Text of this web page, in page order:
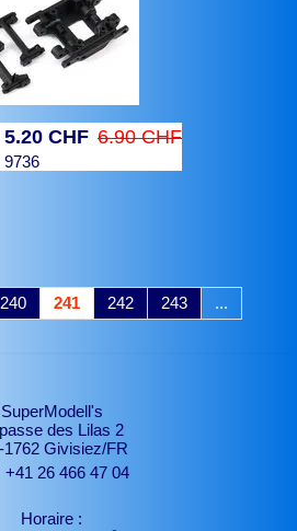
5.20 CHF 6.90 CHF
9736
240 241 242 243
...
SuperModell's
des Lilas 2
1762 Givisiez/FR
+41 26 466 47 04
Horaire :